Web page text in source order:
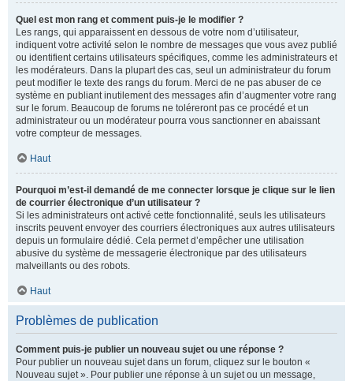
Quel est mon rang et comment puis-je le modifier ?
Les rangs, qui apparaissent en dessous de votre nom d’utilisateur,
indiquent votre activité selon le nombre de messages que vous avez publié
ou identifient certains utilisateurs spécifiques, comme les administrateurs et
les modérateurs. Dans la plupart des cas, seul un administrateur du forum
peut modifier le texte des rangs du forum. Merci de ne pas abuser de ce
système en publiant inutilement des messages afin d’augmenter votre rang
sur le forum. Beaucoup de forums ne toléreront pas ce procédé et un
administrateur ou un modérateur pourra vous sanctionner en abaissant
votre compteur de messages.
Haut
Pourquoi m’est-il demandé de me connecter lorsque je clique sur le lien
de courrier électronique d’un utilisateur ?
Si les administrateurs ont activé cette fonctionnalité, seuls les utilisateurs
inscrits peuvent envoyer des courriers électroniques aux autres utilisateurs
depuis un formulaire dédié. Cela permet d’empêcher une utilisation
abusive du système de messagerie électronique par des utilisateurs
malveillants ou des robots.
Haut
Problèmes de publication
Comment puis-je publier un nouveau sujet ou une réponse ?
Pour publier un nouveau sujet dans un forum, cliquez sur le bouton «
Nouveau sujet ». Pour publier une réponse à un sujet ou un message,